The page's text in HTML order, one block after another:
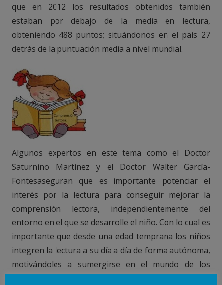
que en 2012 los resultados obtenidos también
estaban por debajo de la media en lectura,
obteniendo 488 puntos; situándonos en el país 27
detrás de la puntuación media a nivel mundial.
Algunos expertos en este tema como el Doctor
Saturnino Martínez y el Doctor Walter García-
Fontesaseguran que es importante potenciar el
interés por la lectura para conseguir mejorar la
comprensión lectora, independientemente del
entorno en el que se desarrolle el niño. Con lo cual es
importante que desde una edad temprana los niños
integren la lectura a su día a día de forma autónoma,
motivándoles a sumergirse en el mundo de los